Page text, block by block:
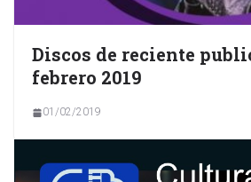
Discos de reciente
febrero 2019
01/02/2019